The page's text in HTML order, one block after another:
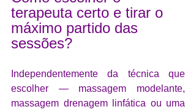
terapeuta certo e tirar o
máximo partido das
sessões?
Independentemente da técnica que
escolher — massagem modelante,
massagem drenagem linfática ou uma